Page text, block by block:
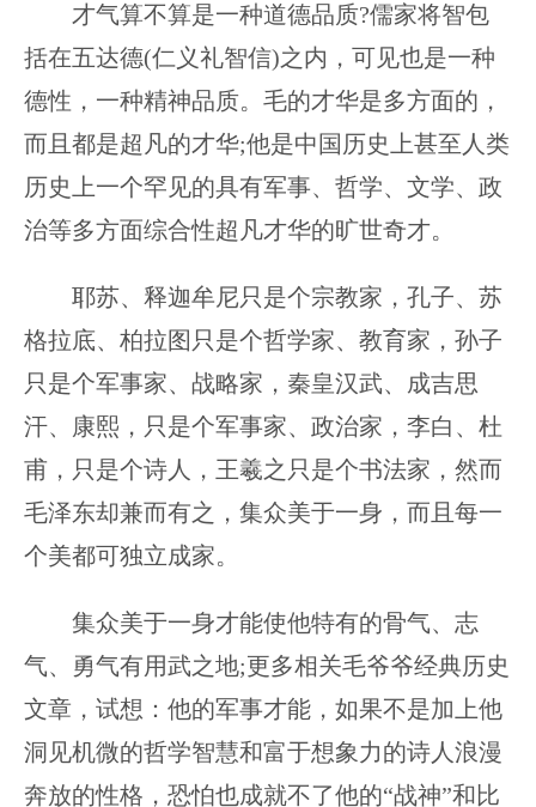
才气算不算是一种道德品质?儒家将智包
括在五达德(仁义礼智信)之内，可见也是一种
德性，一种精神品质。毛的才华是多方面的，
而且都是超凡的才华;他是中国历史上甚至人类
历史上一个罕见的具有军事、哲学、文学、政
治等多方面综合性超凡才华的旷世奇才。
耶苏、释迦牟尼只是个宗教家，孔子、苏
格拉底、柏拉图只是个哲学家、教育家，孙子
只是个军事家、战略家，秦皇汉武、成吉思
汗、康熙，只是个军事家、政治家，李白、杜
甫，只是个诗人，王羲之只是个书法家，然而
毛泽东却兼而有之，集众美于一身，而且每一
个美都可独立成家。
集众美于一身才能使他特有的骨气、志
气、勇气有用武之地;更多相关毛爷爷经典历史
文章，试想：他的军事才能，如果不是加上他
洞见机微的哲学智慧和富于想象力的诗人浪漫
奔放的性格，恐怕也成就不了他的“战神”和比